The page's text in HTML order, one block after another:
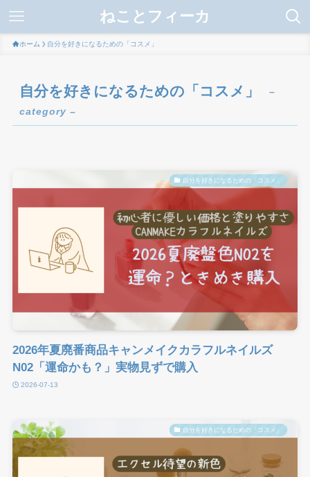
ねことフィーカ
ホーム 自分を好きになるための「コスメ」
自分を好きになるための「コスメ」
–
category –
自分を好きになるための「コスメ」
2026年夏廃番商品キャンメイクカラフルネイルズ
N02「運命かも？」実物見ずで購入
2026-07-13
自分を好きになるための「コスメ」